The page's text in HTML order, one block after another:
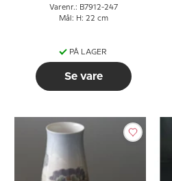
Varenr.: B7912-247
Mål: H: 22 cm
PÅ LAGER
Se vare